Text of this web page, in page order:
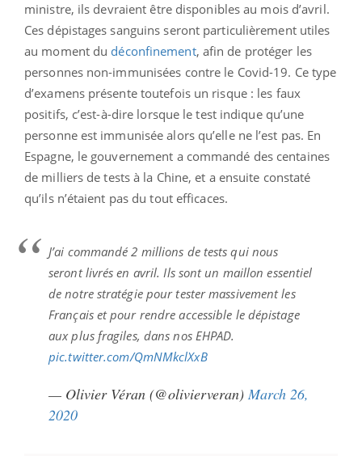
ministre, ils devraient être disponibles au mois d’avril.
Ces dépistages sanguins seront particulièrement utiles
au moment du déconfinement, afin de protéger les
personnes non-immunisées contre le Covid-19. Ce type
d’examens présente toutefois un risque : les faux
positifs, c’est-à-dire lorsque le test indique qu’une
personne est immunisée alors qu’elle ne l’est pas. En
Espagne, le gouvernement a commandé des centaines
de milliers de tests à la Chine, et a ensuite constaté
qu’ils n’étaient pas du tout efficaces.
J’ai commandé 2 millions de tests qui nous
seront livrés en avril. Ils sont un maillon essentiel
de notre stratégie pour tester massivement les
Français et pour rendre accessible le dépistage
aux plus fragiles, dans nos EHPAD.
pic.twitter.com/QmNMkclXxB
— Olivier Véran (@olivierveran) March 26,
2020